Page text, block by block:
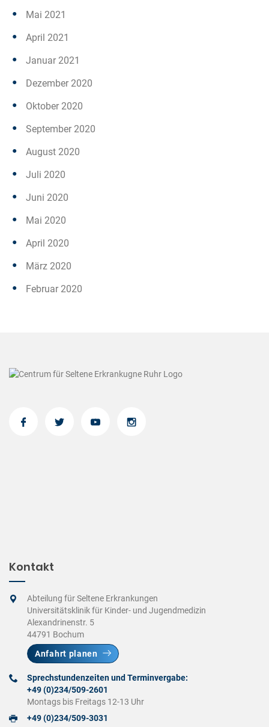
Mai 2021
April 2021
Januar 2021
Dezember 2020
Oktober 2020
September 2020
August 2020
Juli 2020
Juni 2020
Mai 2020
April 2020
März 2020
Februar 2020
Kontakt
Abteilung für Seltene Erkrankungen
Universitätsklinik für Kinder- und Jugendmedizin
Alexandrinenstr. 5
44791 Bochum
Anfahrt planen
Sprechstundenzeiten und Terminvergabe:
+49 (0)234/509-2601
Montags bis Freitags 12-13 Uhr
+49 (0)234/509-3031